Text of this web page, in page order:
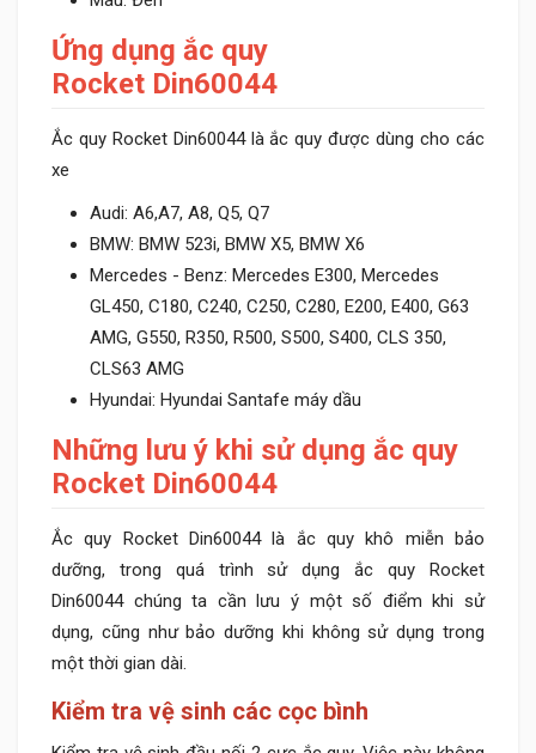
Ứng dụng ắc quy
Rocket Din60044
Ắc quy Rocket Din60044 là ắc quy được dùng cho các
xe
Audi: A6,A7, A8, Q5, Q7
BMW: BMW 523i, BMW X5, BMW X6
Mercedes - Benz: Mercedes E300, Mercedes
GL450, C180, C240, C250, C280, E200, E400, G63
AMG, G550, R350, R500, S500, S400, CLS 350,
CLS63 AMG
Hyundai: Hyundai Santafe máy dầu
Những lưu ý khi sử dụng ắc quy
Rocket Din60044
Ắc quy Rocket Din60044 là ắc quy khô miễn bảo
dưỡng, trong quá trình sử dụng ắc quy Rocket
Din60044 chúng ta cần lưu ý một số điểm khi sử
dụng, cũng như bảo dưỡng khi không sử dụng trong
một thời gian dài.
Kiểm tra vệ sinh các cọc bình